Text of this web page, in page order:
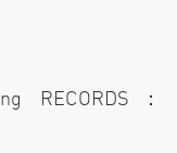
：